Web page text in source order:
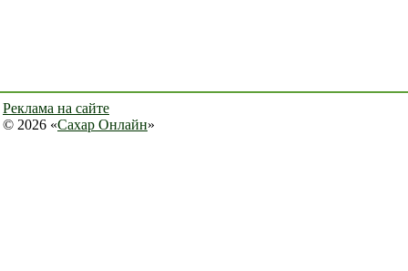
Реклама на сайте
© 2026 «Сахар Онлайн»